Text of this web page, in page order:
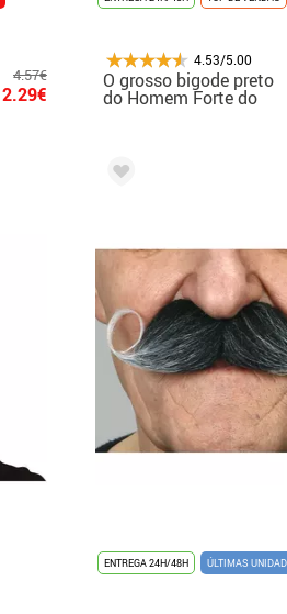
4.57€
2.29€
4.53/5.00
O grosso bigode preto
do Homem Forte do
ENTREGA 24H/48H ÚLTIMAS